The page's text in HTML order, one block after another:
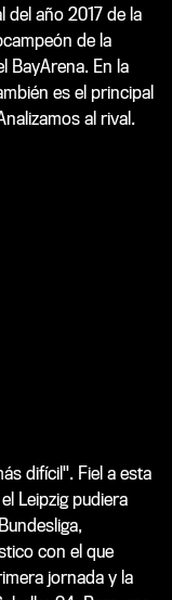
del año 2017 de la
de la
BayArena. En la
es el principal
al rival.
difícil". Fiel a esta
Leipzig pudiera
con el que
jornada y la